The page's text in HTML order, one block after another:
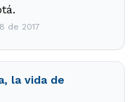
de 2017
la vida de